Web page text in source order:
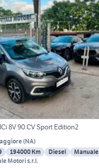
8V 90 CV Sport Edition2
(NA)
194000 Km Diesel Manuale
Motori s.r.l.